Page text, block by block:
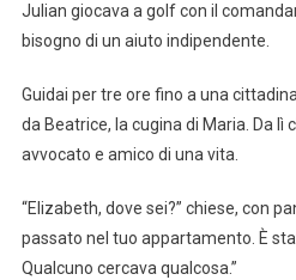
Julian giocava a golf con il
bisogno di un aiuto indipendente.
Guidai per tre ore fino a una
da Beatrice, la cugina di Maria. Da lì
avvocato e amico di una vita.
“Elizabeth, dove sei?” chiese, con
passato nel tuo appartamento. È
Qualcuno cercava qualcosa.”